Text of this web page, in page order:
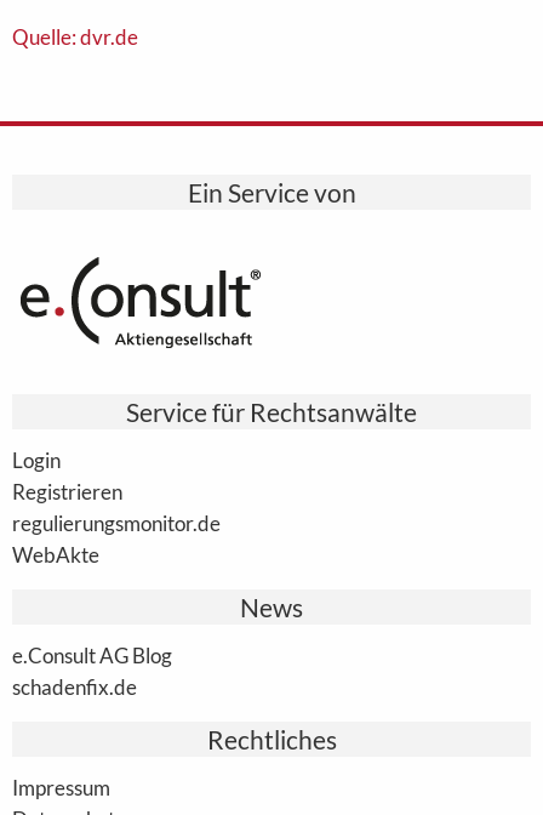
Quelle: dvr.de
Ein Service von
Service für Rechtsanwälte
Login
Registrieren
regulierungsmonitor.de
WebAkte
News
e.Consult AG Blog
schadenfix.de
Rechtliches
Impressum